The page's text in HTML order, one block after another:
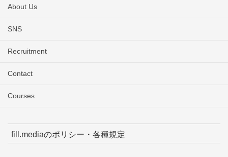
About Us
SNS
Recruitment
Contact
Courses
fill.mediaのポリシー・各種規定